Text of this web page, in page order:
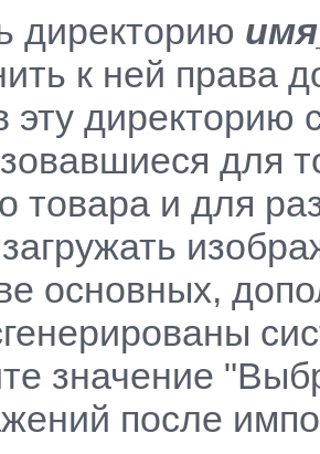
директорию
к ней права
эту директорию
для
товара и для
основных,
значение
после